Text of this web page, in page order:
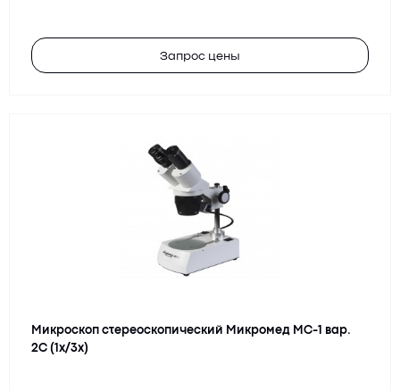
Запрос цены
Микроскоп стереоскопический Микромед MC-1 вар.
2С (1x/3x)